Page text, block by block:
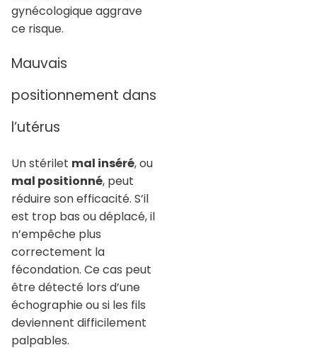
gynécologique aggrave
ce risque.
Mauvais
positionnement dans
l’utérus
Un stérilet mal inséré, ou
mal positionné, peut
réduire son efficacité. S’il
est trop bas ou déplacé, il
n’empêche plus
correctement la
fécondation. Ce cas peut
être détecté lors d’une
échographie ou si les fils
deviennent difficilement
palpables.